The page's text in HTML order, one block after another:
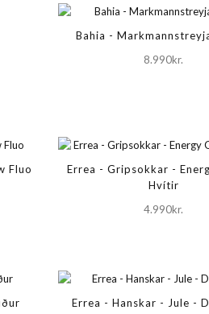
Bahia -
8.990kr.
Fluo
Errea - Gripsokkar -
Hvítir
4.990kr.
Errea - Hanskar - Jule -